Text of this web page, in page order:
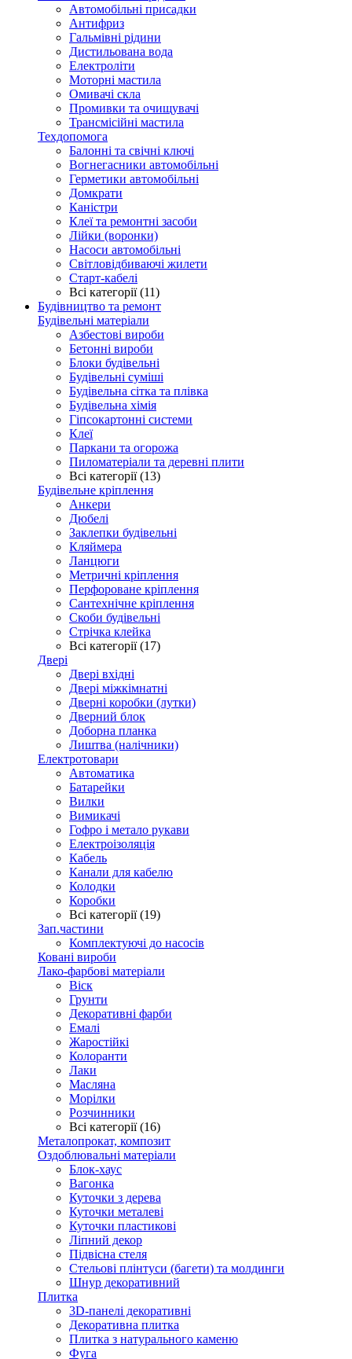
Автомобільні присадки
Антифриз
Гальмівні рідини
Дистильована вода
Електроліти
Моторні мастила
Омивачі скла
Промивки та очищувачі
Трансмісійні мастила
Техдопомога
Балонні та свічні ключі
Вогнегасники автомобільні
Герметики автомобільні
Домкрати
Каністри
Клеї та ремонтні засоби
Лійки (воронки)
Насоси автомобільні
Світловідбиваючі жилети
Старт-кабелі
Всі категорії (11)
Будівництво та ремонт
Будівельні матеріали
Азбестові вироби
Бетонні вироби
Блоки будівельні
Будівельні суміші
Будівельна сітка та плівка
Будівельна хімія
Гіпсокартонні системи
Клеї
Паркани та огорожа
Пиломатеріали та деревні плити
Всі категорії (13)
Будівельне кріплення
Анкери
Дюбелі
Заклепки будівельні
Кляймера
Ланцюги
Метричні кріплення
Перфороване кріплення
Сантехнічне кріплення
Скоби будівельні
Стрічка клейка
Всі категорії (17)
Двері
Двері вхідні
Двері міжкімнатні
Дверні коробки (лутки)
Дверний блок
Доборна планка
Лиштва (налічники)
Електротовари
Автоматика
Батарейки
Вилки
Вимикачі
Гофро і метало рукави
Електроізоляція
Кабель
Канали для кабелю
Колодки
Коробки
Всі категорії (19)
Зап.частини
Комплектуючі до насосів
Ковані вироби
Лако-фарбові матеріали
Віск
Грунти
Декоративні фарби
Емалі
Жаростійкі
Колоранти
Лаки
Масляна
Морілки
Розчинники
Всі категорії (16)
Металопрокат, композит
Оздоблювальні матеріали
Блок-хаус
Вагонка
Куточки з дерева
Куточки металеві
Куточки пластикові
Ліпний декор
Підвісна стеля
Стельові плінтуси (багети) та молдинги
Шнур декоративний
Плитка
3D-панелі декоративні
Декоративна плитка
Плитка з натурального каменю
Фуга